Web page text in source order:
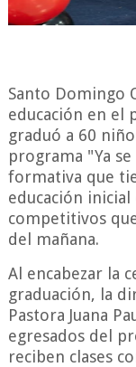
Santo Domingo
educación en el
graduó a 60
programa "Ya
formativa que
educación
competitivos
del mañana.
Al encabezar la
graduación, la
Pastora Juana
egresados del
reciben clases